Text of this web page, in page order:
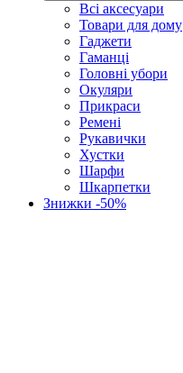
Всі аксесуари
Товари для дому
Гаджети
Гаманці
Головні убори
Окуляри
Прикраси
Ремені
Рукавички
Хустки
Шарфи
Шкарпетки
Знижки -50%